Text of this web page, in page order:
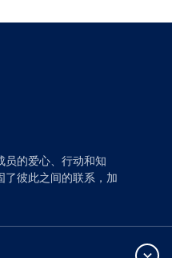
员的爱心、行动和知
了彼此之间的联系，加